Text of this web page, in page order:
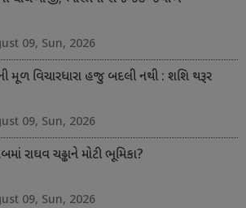
09, Sun, 2026
મૂળ વિચારધારા હજુ બદલી નથી : શશિ થરૂર
09, Sun, 2026
રાઘવ ચઢ્ઢાને મોટી ભૂમિકા?
09, Sun, 2026